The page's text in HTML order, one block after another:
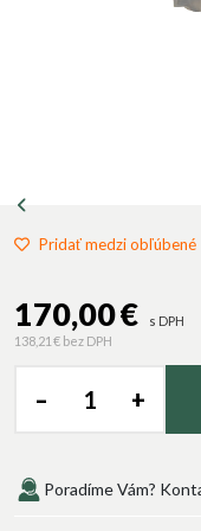
Pridať medzi obľúbené
170,00 €
s DPH
138,21 € bez DPH
– +
Poradíme Vám?